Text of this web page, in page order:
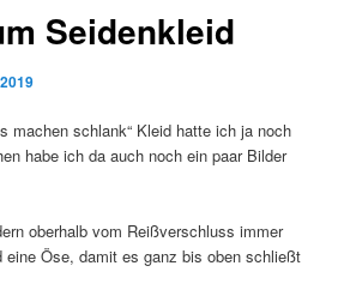
Seidenkleid
machen schlank“ Kleid hatte ich ja noch
habe ich da auch noch ein paar Bilder
oberhalb vom Reißverschluss immer
eine Öse, damit es ganz bis oben schließt